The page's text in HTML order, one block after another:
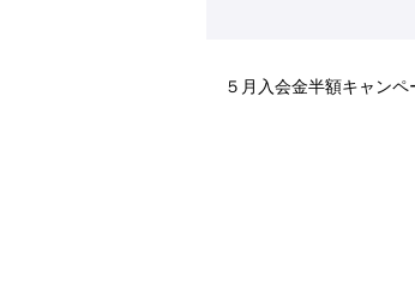
５月入会金半額キャンペ